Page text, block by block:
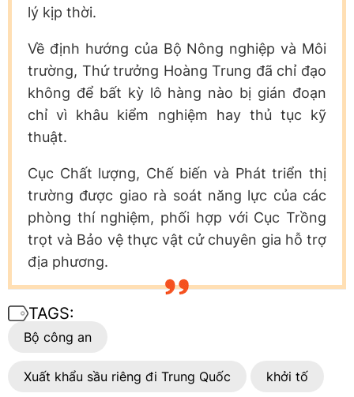
lý kịp thời.
Về định hướng của Bộ Nông nghiệp và Môi
trường, Thứ trưởng Hoàng Trung đã chỉ đạo
không để bất kỳ lô hàng nào bị gián đoạn
chỉ vì khâu kiểm nghiệm hay thủ tục kỹ
thuật.
Cục Chất lượng, Chế biến và Phát triển thị
trường được giao rà soát năng lực của các
phòng thí nghiệm, phối hợp với Cục Trồng
trọt và Bảo vệ thực vật cử chuyên gia hỗ trợ
địa phương.
TAGS:
Bộ công an
Xuất khẩu sầu riêng đi Trung Quốc khởi tố